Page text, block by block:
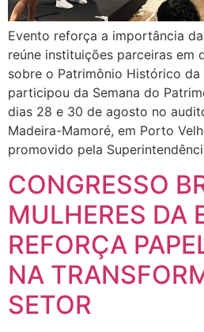
Evento reforça a importância
reúne instituições parceiras em
sobre o Patrimônio Histórico da
participou da Semana do
dias 28 e 30 de agosto no
Madeira-Mamoré, em Porto
promovido pela
CONGRESSO
MULHERES DA
REFORÇA
NA
SETOR